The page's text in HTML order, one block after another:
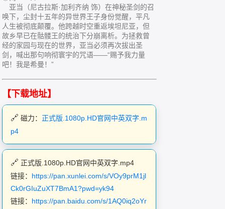
亚当（尼古拉斯·加利齐纳 饰）在神秘圣剑的召
唤下，尘封十五年的异世界王子身份觉醒，平凡
人生被彻底颠覆。他跨越时空重返埃坦尼亚，但
故乡早已在骷髅王的统治下分崩离析。为拯救曾
经的家园与现在的世界，亚当必须再次拔出圣
剑，喊出那句响彻寰宇的咒语——“赐予我力量
吧！我是希曼！”
【下载地址】
磁力： 正式版.1080p.HD官网中英双字.m
p4
正式版.1080p.HD官网中英双字.mp4
链接： https://pan.xunlei.com/s/VOy9prM1jl
Ck0rGIuZuXT7BmA1?pwd=yk94
链接： https://pan.baidu.com/s/1AQ0iq2oYr